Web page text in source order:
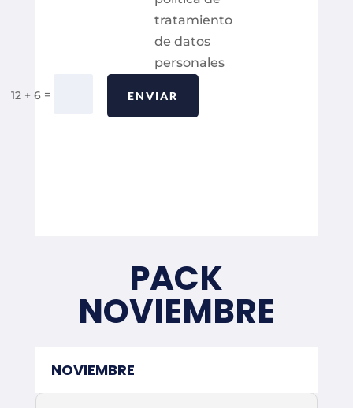
tratamiento
de datos
personales
12 + 6 = ENVIAR
PACK
NOVIEMBRE
NOVIEMBRE